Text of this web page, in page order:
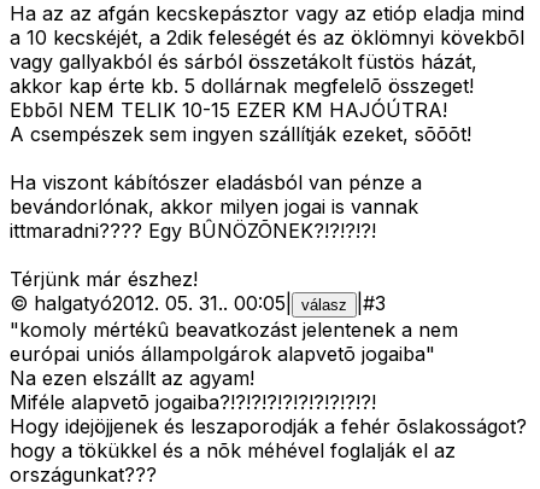
Ha az az afgán kecskepásztor vagy az etióp eladja mind
a 10 kecskéjét, a 2dik feleségét és az öklömnyi kövekbõl
vagy gallyakból és sárból összetákolt füstös házát,
akkor kap érte kb. 5 dollárnak megfelelõ összeget!
Ebbõl NEM TELIK 10-15 EZER KM HAJÓÚTRA!
A csempészek sem ingyen szállítják ezeket, sõõõt!
Ha viszont kábítószer eladásból van pénze a
bevándorlónak, akkor milyen jogai is vannak
ittmaradni???? Egy BÛNÖZÕNEK?!?!?!?!
Térjünk már észhez!
© halgatyó2012. 05. 31.. 00:05 válasz #3
"komoly mértékû beavatkozást jelentenek a nem
európai uniós állampolgárok alapvetõ jogaiba"
Na ezen elszállt az agyam!
Miféle alapvetõ jogaiba?!?!?!?!?!?!?!?!?!?!
Hogy idejöjjenek és leszaporodják a fehér õslakosságot?
hogy a tökükkel és a nõk méhével foglalják el az
országunkat???